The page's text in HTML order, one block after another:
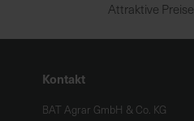
Attraktive Preise
Kontakt
BAT Agrar GmbH & Co. KG